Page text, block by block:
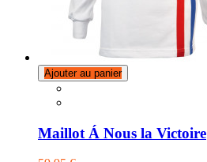
Ajouter au panier
Maillot Á Nous la Victoire